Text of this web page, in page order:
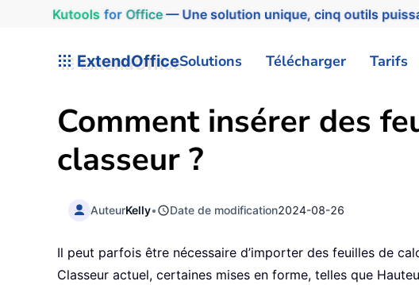
Kutools for Office— Une solution unique, cinq outils
ExtendOfficeSolutions Télécharger Tarifs
Comment insérer des
classeur ?
AuteurKelly• Date de modification2024-08-26
Il peut parfois être nécessaire d’importer des feuilles de
Classeur actuel, certaines mises en forme, telles que